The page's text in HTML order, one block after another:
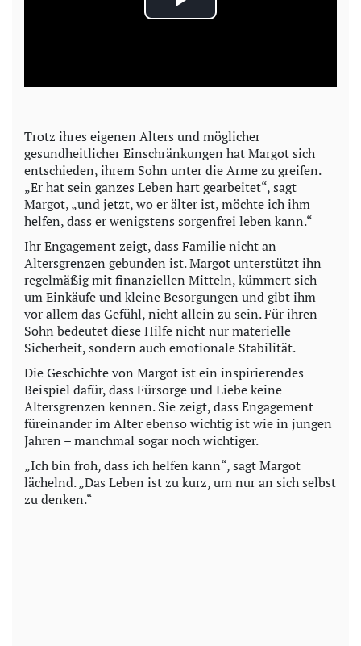
P
a
V
i
d
e
o
Trotz ihres eigenen Alters und möglicher
gesundheitlicher Einschränkungen hat Margot sich
entschieden, ihrem Sohn unter die Arme zu greifen.
„Er hat sein ganzes Leben hart gearbeitet“, sagt
Margot, „und jetzt, wo er älter ist, möchte ich ihm
helfen, dass er wenigstens sorgenfrei leben kann.“
Ihr Engagement zeigt, dass Familie nicht an
Altersgrenzen gebunden ist. Margot unterstützt ihn
regelmäßig mit finanziellen Mitteln, kümmert sich
um Einkäufe und kleine Besorgungen und gibt ihm
vor allem das Gefühl, nicht allein zu sein. Für ihren
Sohn bedeutet diese Hilfe nicht nur materielle
Sicherheit, sondern auch emotionale Stabilität.
Die Geschichte von Margot ist ein inspirierendes
Beispiel dafür, dass Fürsorge und Liebe keine
Altersgrenzen kennen. Sie zeigt, dass Engagement
füreinander im Alter ebenso wichtig ist wie in jungen
Jahren – manchmal sogar noch wichtiger.
„Ich bin froh, dass ich helfen kann“, sagt Margot
lächelnd. „Das Leben ist zu kurz, um nur an sich selbst
zu denken.“